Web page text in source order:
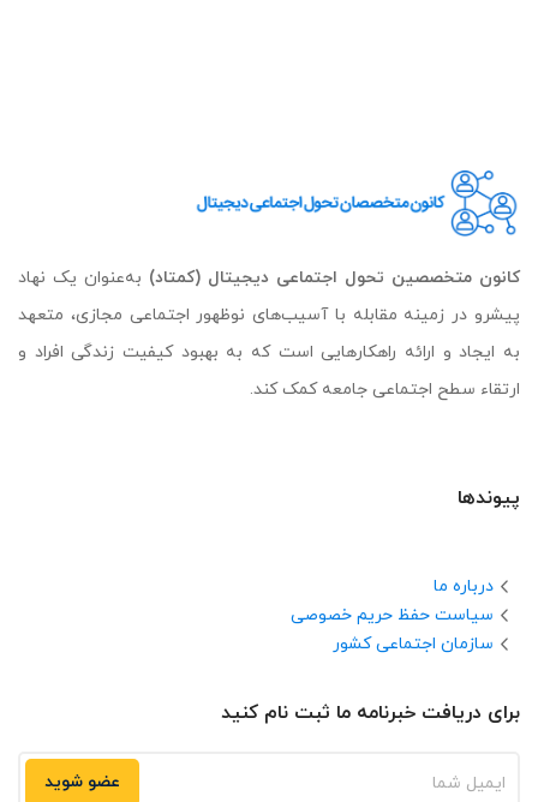
کانون متخصصین تحول اجتماعی دیجیتال (کمتاد) به‌عنوان یک نهاد
پیشرو در زمینه مقابله با آسیب‌های نوظهور اجتماعی مجازی، متعهد
به ایجاد و ارائه راهکارهایی است که به بهبود کیفیت زندگی افراد و
ارتقاء سطح اجتماعی جامعه کمک کند.
پیوندها
درباره ما
سیاست حفظ حریم خصوصی
سازمان اجتماعی کشور
برای دریافت خبرنامه ما ثبت نام کنید
عضو شوید